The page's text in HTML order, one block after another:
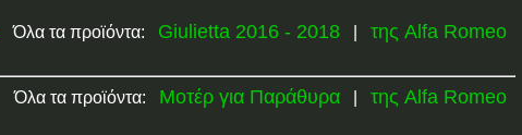
Όλα τα προϊόντα: Giulietta 2016 - 2018 της Alfa Romeo
Όλα τα προϊόντα: Μοτέρ για Παράθυρα της Alfa Romeo